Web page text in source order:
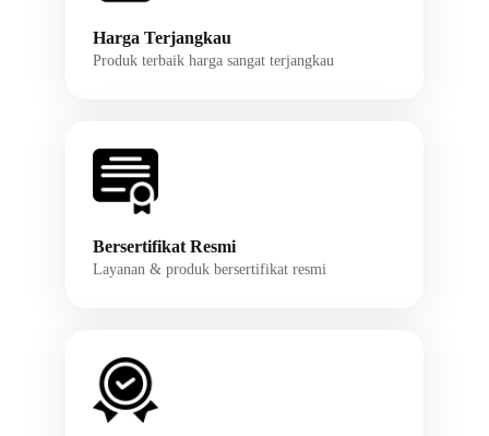
Harga Terjangkau
Produk terbaik harga sangat terjangkau
Bersertifikat Resmi
Layanan & produk bersertifikat resmi